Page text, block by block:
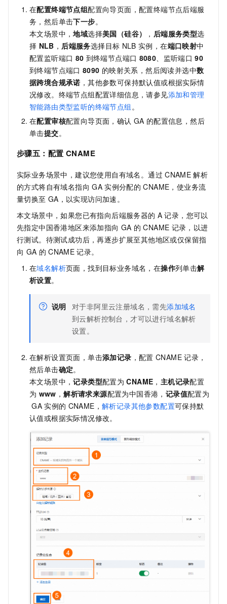
在配置终端节点组配置向导页面，配置终端节点后端服
务，然后单击下一步。
本文场景中，地域选择美国（硅谷） ， 后端服务类型选
择 NLB ， 后端服务选择目标 NLB 实例，在端口映射中
配置监听端口 80 到终端节点端口 8080、监听端口 90
到终端节点端口 8090 的映射关系，然后阅读并选中数
据跨境合规承诺 ，其他参数可保持默认值或根据实际情
况修改。终端节点组配置详细信息，请参见添加和管理
智能路由类型监听的终端节点组 。
在配置审核配置向导页面，确认 GA 的配置信息，然后
单击提交。
步骤五：配置 CNAME
实际业务场景中，建议您使用自有域名。通过 CNAME 解析
的方式将自有域名指向 GA 实例分配的 CNAME，使业务流
量切换至 GA，以实现访问加速。
本文场景中，如果您已有指向后端服务器的 A 记录，您可以
先指定中国香港地区来添加指向 GA 的 CNAME 记录，以进
行测试。待测试成功后，再逐步扩展至其他地区或仅保留指
向 GA 的 CNAME 记录。
在域名解析页面，找到目标业务域名，在操作列单击解
析设置。
说明 对于非阿里云注册域名，需先添加域名
到云解析控制台，才可以进行域名解析
设置。
在解析设置页面，单击添加记录 ，配置 CNAME 记录，
然后单击确定。
本文场景中，记录类型配置为 CNAME ， 主机记录配置
为 www ，解析请求来源配置为中国香港， 记录值配置为
GA 实例的 CNAME， 解析记录其他参数配置可保持默
认值或根据实际情况修改。